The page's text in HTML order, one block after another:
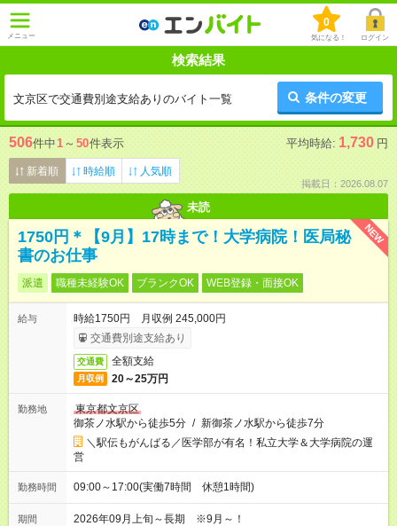
メニュー
0
気になる！ ログイン
検索結果
文京区で交通費別途支給ありのバイト一覧 条件の変更
506件中1 ～ 50件表示 平均時給: 1,730 円
新着順 時給順 人気順
掲載日：2026.08.07
未読
NEW
1750円＊【9月】17時まで！大学病院！医局秘
書のお仕事
派遣 職種未経験OK ブランクOK WEB登録・面接OK
給与
時給1750円 月収例 245,000円
交通費別途支給あり
交通費 全額支給
月収例 20～25万円
勤務地
東京都文京区
御茶ノ水駅から徒歩5分 / 新御茶ノ水駅から徒歩7分
＼駅伝もがんばる／医学部が有名！私立大学＆大学病院の運
営
勤務時間 09:00～17:00(実働7時間 休憩1時間)
期間 2026年09月上旬～長期 ※9月～！